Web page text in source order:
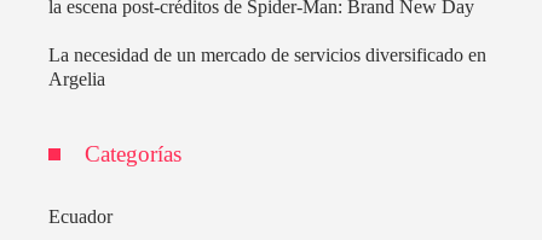
la escena post-créditos de Spider-Man: Brand New Day
La necesidad de un mercado de servicios diversificado en
Argelia
Categorías
Ecuador